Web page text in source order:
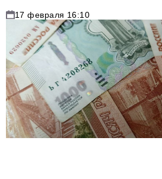
17 февраля 16:10